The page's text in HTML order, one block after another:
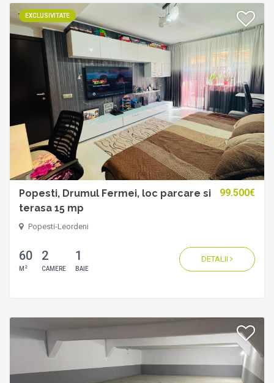
EXCLUSIVITATE
Popesti, Drumul Fermei, loc parcare si
terasa 15 mp
99.500€
Popesti-Leordeni
60
M 2
2
CAMERE
1
BAIE
DETALII